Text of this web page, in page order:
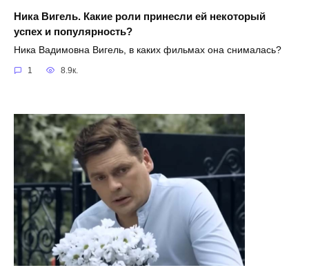
Ника Вигель. Какие роли принесли ей некоторый
успех и популярность?
Ника Вадимовна Вигель, в каких фильмах она снималась?
1 8.9к.